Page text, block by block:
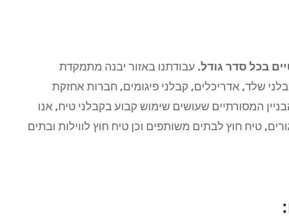
בכל סדר גודל. עבודתנו באזור יבנה מתמקדת
שלד, אדריכלים, קבלני פיגומים, חברות אחזקת
המסורתיים שעושים שימוש קבוע בקבלני טיח, אנו
טיח חוץ לבתים משותפים וכן טיח חוץ לווילות ובתים